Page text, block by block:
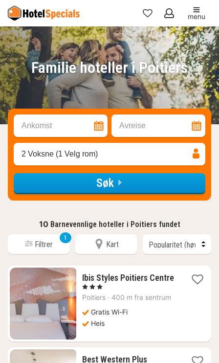
Mine
favoritter
menu
Familie hoteller i Poitiers
Ankomst Avreise
2 Voksne (1 Velg rom)
Søk
10 Barnevennlige hoteller i Poitiers fundet
Filtrer
1
Kart
Ibis Styles Poitiers Centre
1
natt
1180
kr.
, 3 Stjerner
Poitiers · 400 m fra sentrum
Gratis Wi-Fi
Heis
Best Western Plus